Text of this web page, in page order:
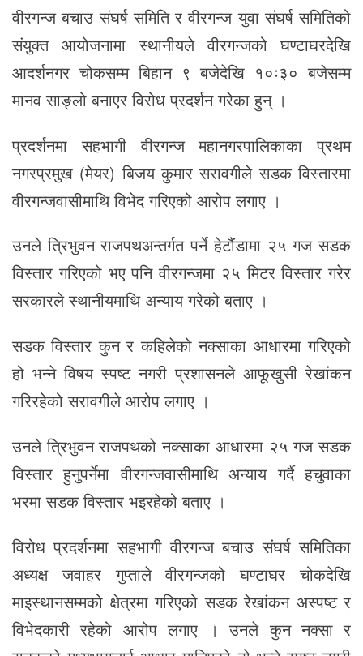
वीरगन्ज बचाउ संघर्ष समिति र वीरगन्ज युवा संघर्ष समितिको
संयुक्त आयोजनामा स्थानीयले वीरगन्जको घण्टाघरदेखि
आदर्शनगर चोकसम्म बिहान ९ बजेदेखि १०ः३० बजेसम्म
मानव साङ्लो बनाएर विरोध प्रदर्शन गरेका हुन् ।
प्रदर्शनमा सहभागी वीरगन्ज महानगरपालिकाका प्रथम
नगरप्रमुख (मेयर) बिजय कुमार सरावगीले सडक विस्तारमा
वीरगन्जवासीमाथि विभेद गरिएको आरोप लगाए ।
उनले त्रिभुवन राजपथअन्तर्गत पर्ने हेटौंडामा २५ गज सडक
विस्तार गरिएको भए पनि वीरगन्जमा २५ मिटर विस्तार गरेर
सरकारले स्थानीयमाथि अन्याय गरेको बताए ।
सडक विस्तार कुन र कहिलेको नक्साका आधारमा गरिएको
हो भन्ने विषय स्पष्ट नगरी प्रशासनले आफूखुसी रेखांकन
गरिरहेको सरावगीले आरोप लगाए ।
उनले त्रिभुवन राजपथको नक्साका आधारमा २५ गज सडक
विस्तार हुनुपर्नेमा वीरगन्जवासीमाथि अन्याय गर्दै हचुवाका
भरमा सडक विस्तार भइरहेको बताए ।
विरोध प्रदर्शनमा सहभागी वीरगन्ज बचाउ संघर्ष समितिका
अध्यक्ष जवाहर गुप्ताले वीरगन्जको घण्टाघर चोकदेखि
माइस्थानसम्मको क्षेत्रमा गरिएको सडक रेखांकन अस्पष्ट र
विभेदकारी रहेको आरोप लगाए । उनले कुन नक्सा र